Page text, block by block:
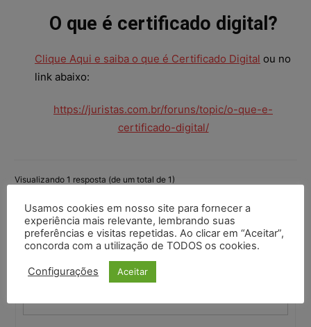
O que é certificado digital?
Clique Aqui e saiba o que é Certificado Digital ou no
link abaixo:
https://juristas.com.br/foruns/topic/o-que-e-
certificado-digital/
Visualizando 1 resposta (de um total de 1)
Você deve fazer login para responder a este tópico.
Nome de usuário:
Usamos cookies em nosso site para fornecer a
experiência mais relevante, lembrando suas
preferências e visitas repetidas. Ao clicar em “Aceitar”,
concorda com a utilização de TODOS os cookies.
Configurações Aceitar